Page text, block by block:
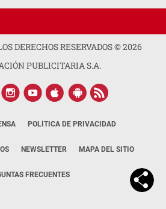
DERECHOS RESERVADOS ©2026
PUBLICITARIA S.A.
POLÍTICA DE PRIVACIDAD
NEWSLETTER MAPA DEL SITIO
FRECUENTES